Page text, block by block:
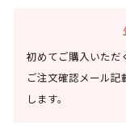
初めてご購入いただ
ご注文確認メール記
します。